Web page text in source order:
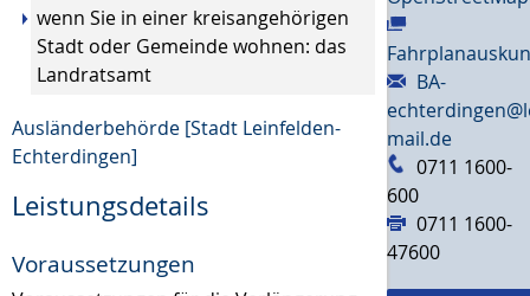
wenn Sie in einer kreisangehörigen
Stadt oder Gemeinde wohnen: das
Landratsamt
Ausländerbehörde [Stadt Leinfelden-
Echterdingen]
Leistungsdetails
Voraussetzungen
BA-
mail.de
0711 1600-
600
0711 1600-
47600